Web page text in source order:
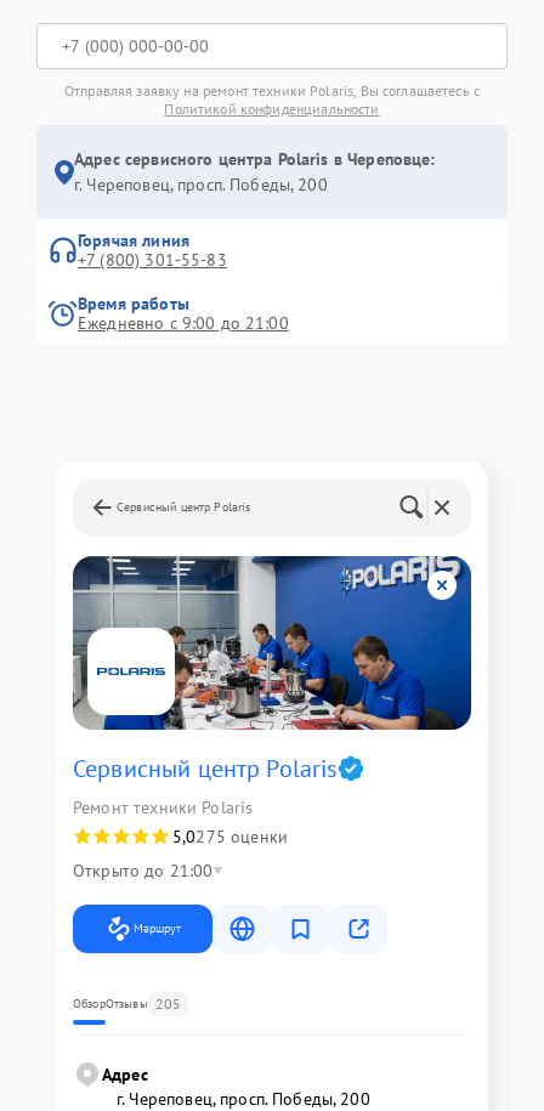
Отправляя заявку на ремонт техники Polaris, Вы соглашаетесь с
Политикой конфиденциальности
Адрес сервисного центра Polaris в Череповце:
г. Череповец, просп. Победы, 200
Горячая линия
+7 (800) 301-55-83
Время работы
Ежедневно с 9:00 до 21:00
Сервисный центр Polaris
Сервисный центр Polaris
Ремонт техники Polaris
5,0275 оценки
Открыто до 21:00
Маршрут
ОбзорОтзывы 205
Адрес
г. Череповец, просп. Победы, 200